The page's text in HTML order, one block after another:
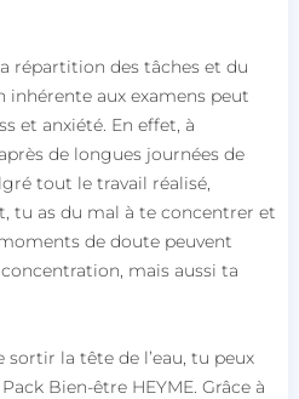
répartition des tâches et du
aux examens peut
et anxiété. En effet, à
de longues journées de
tout le travail réalisé,
tu as du mal à te concentrer et
de doute peuvent
mais aussi ta
la tête de l’eau, tu peux
Bien-être HEYME. Grâce à